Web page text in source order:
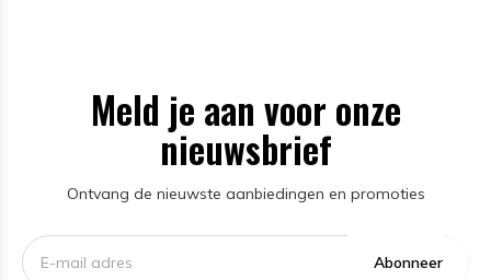
Meld je aan voor onze
nieuwsbrief
Ontvang de nieuwste aanbiedingen en promoties
Abonneer